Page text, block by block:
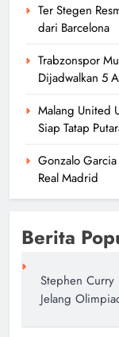
Ter Stegen
dari Barcelona
Trabzonspor
Dijadwalkan 5
Malang United
Siap Tatap
Gonzalo
Real Madrid
Berita
Stephen Curry
Jelang